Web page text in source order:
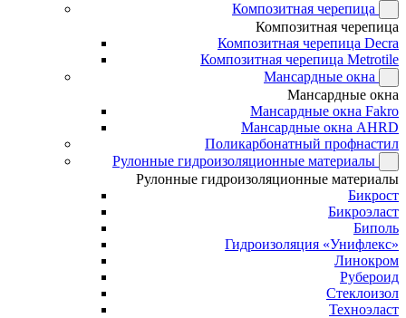
Композитная черепица
Композитная черепица
Композитная черепица Decra
Композитная черепица Metrotile
Мансардные окна
Мансардные окна
Мансардные окна Fakro
Мансардные окна AHRD
Поликарбонатный профнастил
Рулонные гидроизоляционные материалы
Рулонные гидроизоляционные материалы
Бикрост
Бикроэласт
Биполь
Гидроизоляция «Унифлекс»
Линокром
Рубероид
Стеклоизол
Техноэласт